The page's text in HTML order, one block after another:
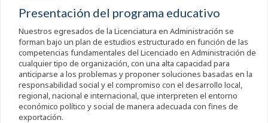
Presentación del programa educativo
Nuestros egresados de la Licenciatura en Administración se
forman bajo un plan de estudios estructurado en función de las
competencias fundamentales del Licenciado en Administración de
cualquier tipo de organización, con una alta capacidad para
anticiparse a los problemas y proponer soluciones basadas en la
responsabilidad social y el compromiso con el desarrollo local,
regional, nacional e internacional, que interpreten el entorno
económico político y social de manera adecuada con fines de
exportación.